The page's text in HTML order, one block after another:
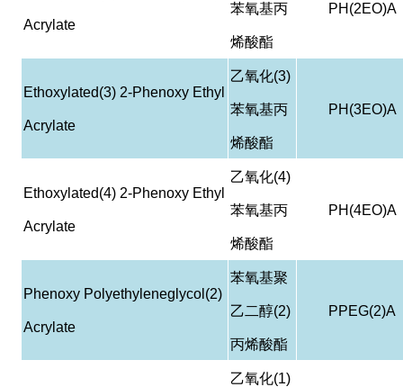
Acrylate
苯氧基丙
烯酸酯
PH(2EO)A
Ethoxylated(3) 2-Phenoxy Ethyl
Acrylate
乙氧化(3)
苯氧基丙
烯酸酯
PH(3EO)A
Ethoxylated(4) 2-Phenoxy Ethyl
Acrylate
乙氧化(4)
苯氧基丙
烯酸酯
PH(4EO)A
Phenoxy Polyethyleneglycol(2)
Acrylate
苯氧基聚
乙二醇(2)
丙烯酸酯
PPEG(2)A
乙氧化(1)